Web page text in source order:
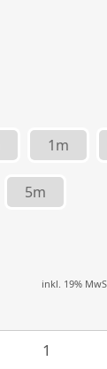
1m
5m
inkl. 19%